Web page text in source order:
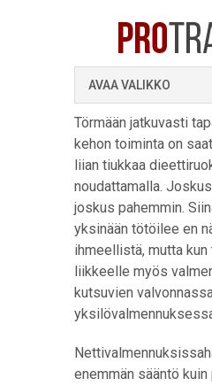
AVAA VALIKKO
Törmään jatkuvasti
kehon toiminta on
liian tiukkaa
noudattamalla.
joskus pahemmin.
yksinään tötöilee en
ihmeellistä, mutta kun
liikkeelle myös
kutsuvien
enemmän sääntö